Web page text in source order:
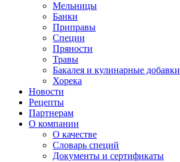
Мельницы
Банки
Приправы
Специи
Пряности
Травы
Бакалея и кулинарные добавки
Хорека
Новости
Рецепты
Партнерам
О компании
О качестве
Словарь специй
Документы и сертификаты